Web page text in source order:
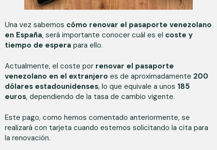
Una vez sabemos cómo renovar el pasaporte venezolano
en España, será importante conocer cuál es el coste y
tiempo de espera para ello.
Actualmente, el coste por renovar el pasaporte
venezolano en el extranjero es de aproximadamente 200
dólares estadounidenses, lo que equivale a unos 185
euros, dependiendo de la tasa de cambio vigente.
Este pago, como hemos comentado anteriormente, se
realizará con tarjeta cuando estemos solicitando la cita para
la renovación.